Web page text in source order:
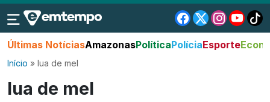
Últimas NotíciasAmazonasPolíticaPolíciaEsporte
Início » lua de mel
lua de mel